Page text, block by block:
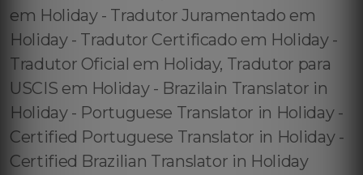
em Holiday - Tradutor Juramentado em
Holiday - Tradutor Certificado em Holiday -
Tradutor Oficial em Holiday, Tradutor para
USCIS em Holiday - Brazilain Translator in
Holiday - Portuguese Translator in Holiday -
Certified Portuguese Translator in Holiday -
Certified Brazilian Translator in Holiday